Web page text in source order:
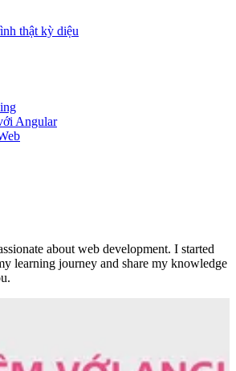
thật kỳ diệu
Angular
about web development. I started
learning journey and share my knowledge